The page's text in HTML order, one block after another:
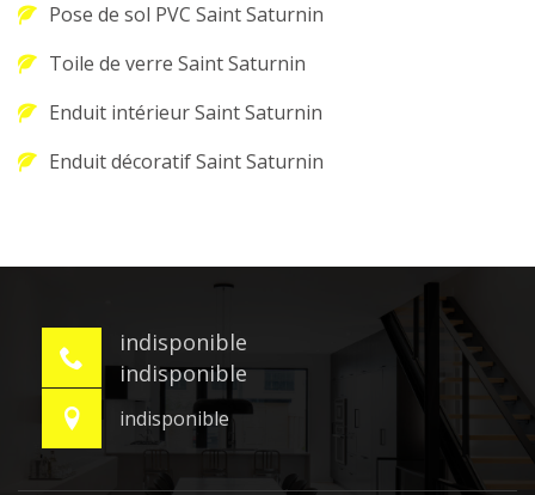
Pose de sol PVC Saint Saturnin
Toile de verre Saint Saturnin
Enduit intérieur Saint Saturnin
Enduit décoratif Saint Saturnin
indisponible
indisponible
indisponible